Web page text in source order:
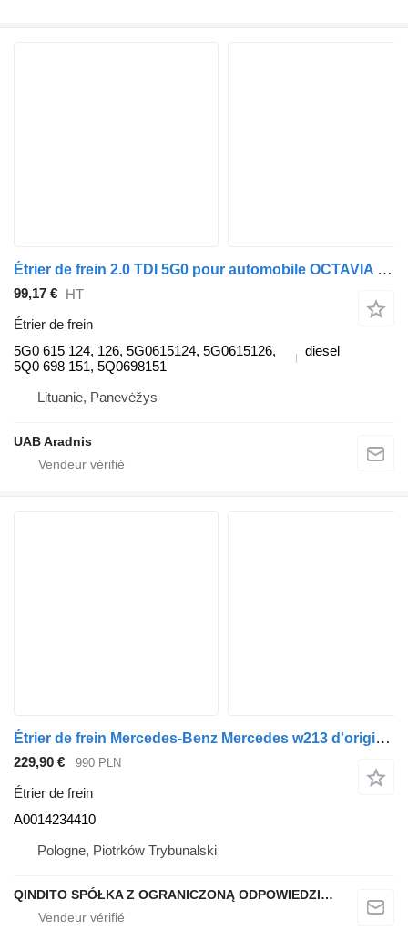
Étrier de frein 2.0 TDI 5G0 pour automobile OCTAVIA IV Combi (NX5)
99,17 € HT
Étrier de frein
5G0 615 124, 126, 5G0615124, 5G0615126,
5Q0 698 151, 5Q0698151
diesel
Lituanie, Panevėžys
UAB Aradnis
Étrier de frein Mercedes-Benz Mercedes w213 d'origine neuve A0014234410 pour automobile
229,90 € 990 PLN
Étrier de frein
A0014234410
Pologne, Piotrków Trybunalski
QINDITO SPÓŁKA Z OGRANICZONĄ ODPOWIEDZIALNOŚCIĄ